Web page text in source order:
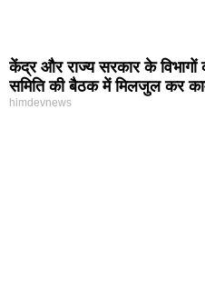
केंद्र और राज्य सरकार के विभागों
समिति की बैठक में मिलजुल कर
himdevnews